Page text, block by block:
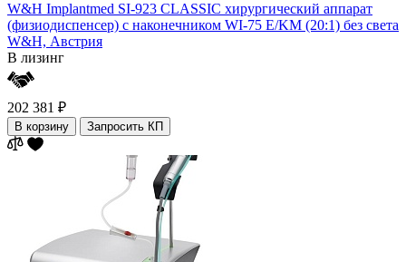
W&H Implantmed SI-923 CLASSIC хирургический аппарат
(физиодиспенсер) с наконечником WI-75 E/KM (20:1) без света
W&H, Австрия
В лизинг
202 381 ₽
В корзину Запросить КП